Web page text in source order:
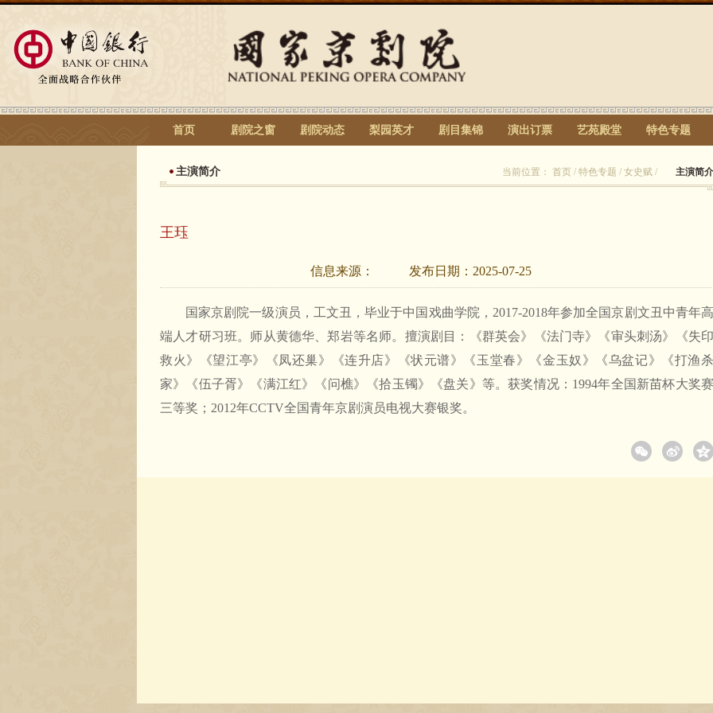
首页 剧院之窗 剧院动态 梨园英才 剧目集锦 演出订票 艺苑殿堂 特色专题
主演简介 当前位置： 首页 / 特色专题 / 女史赋 / 主演简介
王珏
信息来源： 发布日期： 2025-07-25
国家京剧院一级演员，工文丑，毕业于中国戏曲学院，2017-2018年参加全国京剧文丑中青年高
端人才研习班。师从黄德华、郑岩等名师。擅演剧目：《群英会》《法门寺》《审头刺汤》《失印
救火》《望江亭》《凤还巢》《连升店》《状元谱》《玉堂春》《金玉奴》《乌盆记》《打渔杀
家》《伍子胥》《满江红》《问樵》《拾玉镯》《盘关》等。获奖情况：1994年全国新苗杯大奖赛
三等奖；2012年CCTV全国青年京剧演员电视大赛银奖。